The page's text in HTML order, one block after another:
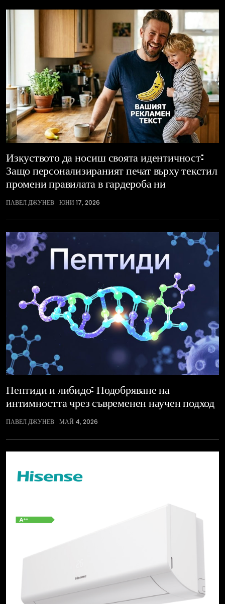
Изкуството да носиш своята идентичност:
Защо персонализираният печат върху текстил
промени правилата в гардероба ни
ПАВЕЛ ДЖУНЕВ ЮНИ 17, 2026
Пептиди и либидо: Подобряване на
интимността чрез съвременен научен подход
ПАВЕЛ ДЖУНЕВ МАЙ 4, 2026